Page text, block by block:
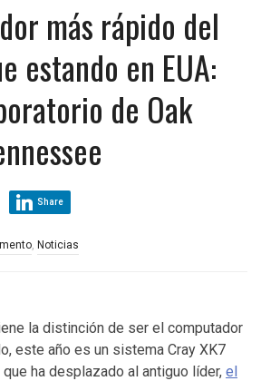
más rápido del
estando en EUA:
de Oak
Share
, Noticias
la distinción de ser el computador
este año es un sistema Cray XK7
ha desplazado al antiguo líder, el